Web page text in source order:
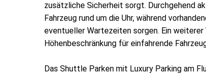
zusätzliche Sicherheit sorgt. Durchgehend
Fahrzeug rund um die Uhr, während
eventueller Wartezeiten sorgen. Ein
Höhenbeschränkung für einfahrende
Das Shuttle Parken mit Luxury Parking am